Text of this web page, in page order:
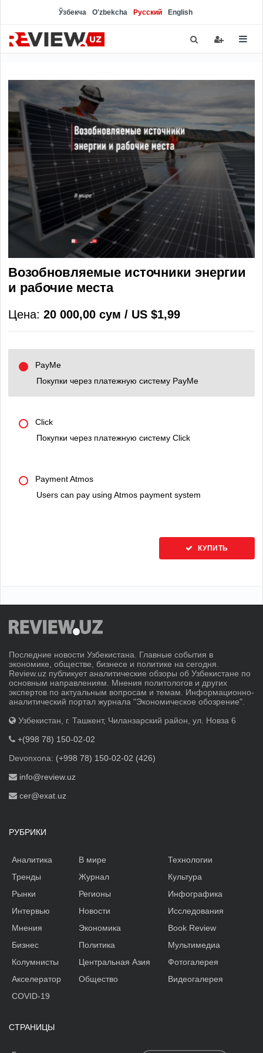
Ўзбекча O'zbekcha Русский English
Возобновляемые источники энергии
и рабочие места
Цена: 20 000,00 сум / US $1,99
PayMe
Покупки через платежную систему PayMe
Click
Покупки через платежную систему Click
Payment Atmos
Users can pay using Atmos payment system
КУПИТЬ
Последние новости Узбекистана. Главные события в
экономике, обществе, бизнесе и политике на сегодня.
Review.uz публикует аналитические обзоры об Узбекистане по
основным направлениям. Мнения политологов и других
экспертов по актуальным вопросам и темам. Информационно-
аналитический портал журнала "Экономическое обозрение".
Узбекистан, г. Ташкент, Чиланзарский район, ул. Новза 6
+(998 78) 150-02-02
Devonxona: (+998 78) 150-02-02 (426)
info@review.uz
cer@exat.uz
РУБРИКИ
Аналитика
Тренды
Рынки
Интервью
Мнения
Бизнес
Колумнисты
Акселератор
В мире
Журнал
Регионы
Новости
Экономика
Политика
Центральная Азия
Общество
Технологии
Культура
Инфографика
Исследования
Book Review
Мультимедиа
Фотогалерея
Видеогалерея
COVID-19
СТРАНИЦЫ